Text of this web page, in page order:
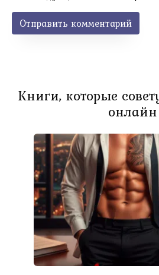
Книги, которые
онлайн